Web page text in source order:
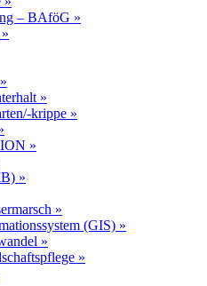
– BAföG »
»
krippe »
»
»
»
(GIS) »
»
»